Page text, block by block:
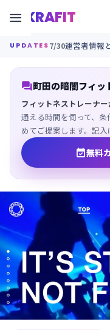
KRAFIT

UPDATES 7/30運営者情報
町田の暗闇フィッ
フィットネストレーナー
通える時間を伺って、
めてご提案します。記入
無料